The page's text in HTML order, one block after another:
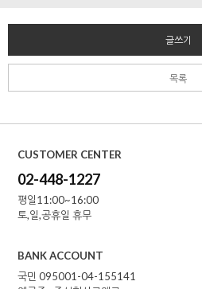
글쓰기
목록
CUSTOMER CENTER
02-448-1227
평일11:00~16:00
토,일,공휴일 휴무
BANK ACCOUNT
국민 095001-04-155141